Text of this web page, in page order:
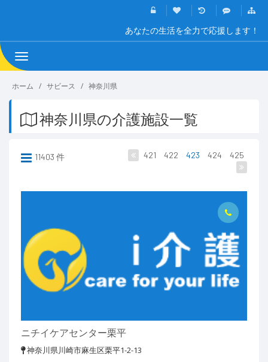
あなたの生活を全力で応援します！
Toggle
navigation
ホーム サビース 神奈川県
神奈川県の介護施設一覧
11403 件 421 422 423 424 425
ニチイケアセンター栗平
神奈川県川崎市麻生区栗平1-2-13